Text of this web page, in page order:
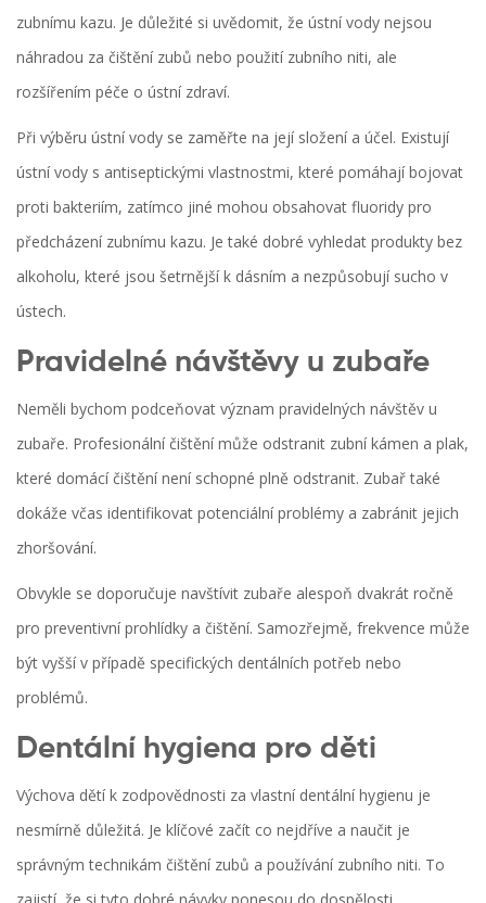
zubnímu kazu. Je důležité si uvědomit, že ústní vody nejsou
náhradou za čištění zubů nebo použití zubního niti, ale
rozšířením péče o ústní zdraví.
Při výběru ústní vody se zaměřte na její složení a účel. Existují
ústní vody s antiseptickými vlastnostmi, které pomáhají bojovat
proti bakteriím, zatímco jiné mohou obsahovat fluoridy pro
předcházení zubnímu kazu. Je také dobré vyhledat produkty bez
alkoholu, které jsou šetrnější k dásním a nezpůsobují sucho v
ústech.
Pravidelné návštěvy u zubaře
Neměli bychom podceňovat význam pravidelných návštěv u
zubaře. Profesionální čištění může odstranit zubní kámen a plak,
které domácí čištění není schopné plně odstranit. Zubař také
dokáže včas identifikovat potenciální problémy a zabránit jejich
zhoršování.
Obvykle se doporučuje navštívit zubaře alespoň dvakrát ročně
pro preventivní prohlídky a čištění. Samozřejmě, frekvence může
být vyšší v případě specifických dentálních potřeb nebo
problémů.
Dentální hygiena pro děti
Výchova dětí k zodpovědnosti za vlastní dentální hygienu je
nesmírně důležitá. Je klíčové začít co nejdříve a naučit je
správným technikám čištění zubů a používání zubního niti. To